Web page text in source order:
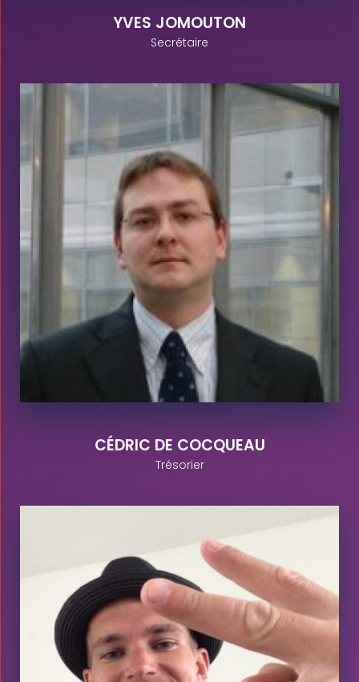
YVES JOMOUTON
Secrétaire
CÉDRIC DE COCQUEAU
Trésorier